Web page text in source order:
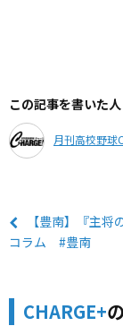
この記事を書いた人
月刊高校野球
【豊南】『主将
コラム #豊南
CHARGE+